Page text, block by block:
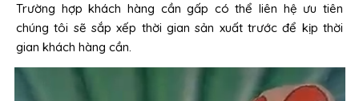
Trường hợp khách hàng cần gấp có thể liên hệ ưu tiên
chúng tôi sẽ sắp xếp thời gian sản xuất trước để kịp thời
gian khách hàng cần.